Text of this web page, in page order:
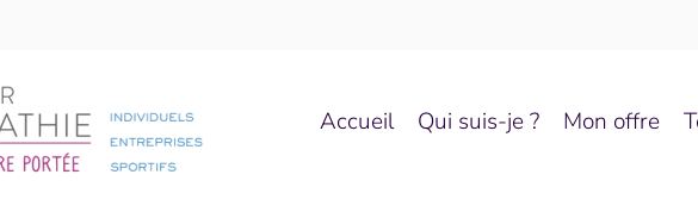
Accueil Qui suis-je ? Mon offre